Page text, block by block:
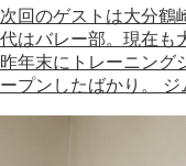
次回のゲストは大分鶴
代はバレー部。現在も
昨年末にトレーニング
ープンしたばかり。